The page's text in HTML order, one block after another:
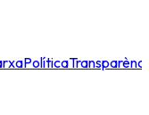
Política